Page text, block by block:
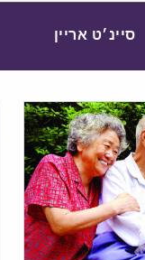
סיינ׳ט אריין